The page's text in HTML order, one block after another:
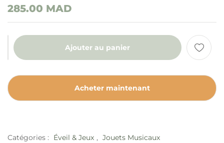
285.00 MAD
Ajouter au panier
Acheter maintenant
Catégories : Éveil & Jeux , Jouets Musicaux